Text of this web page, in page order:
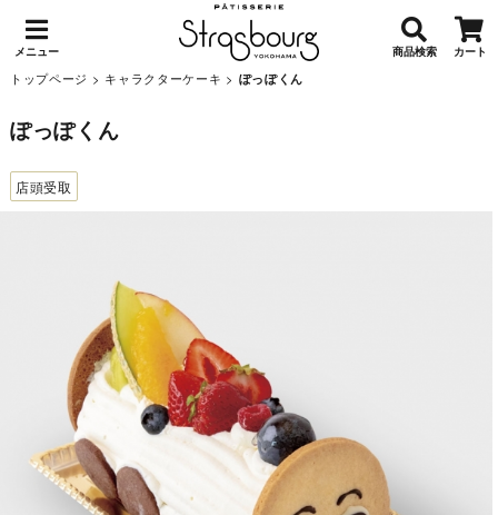
メニュー 商品検索 カート
トップページ > キャラクターケーキ > ぽっぽくん
ぽっぽくん
店頭受取